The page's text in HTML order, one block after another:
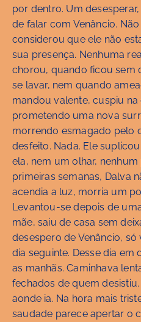
por dentro. Um
de falar com Venâncio.
considerou que ele não
sua presença. Nenhuma
chorou, quando ficou sem
se lavar, nem quando
mandou valente, cuspiu
prometendo uma nova
morrendo esmagado pelo
desfeito. Nada. Ele
ela, nem um olhar,
primeiras semanas, Dalva
acendia a luz, morria um
Levantou-se depois de
mãe, saiu de casa sem
desespero de Venâncio,
dia seguinte. Desse dia em
as manhãs. Caminhava
fechados de quem
aonde ia. Na hora mais
saudade parece apertar o